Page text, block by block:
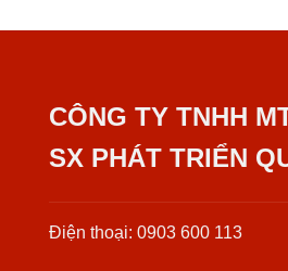
CÔNG TY TNHH
SX PHÁT TRIỂN
Điện thoại: 0903 600 113